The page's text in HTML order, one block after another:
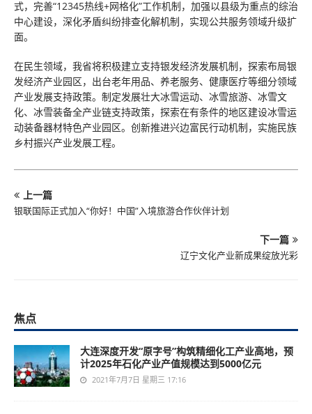
式，完善“12345热线+网格化”工作机制，加强以县级为重点的综治
中心建设，深化矛盾纠纷排查化解机制，实现公共服务领域升级扩
面。
在民生领域，我省将积极建立支持银发经济发展机制，探索布局银
发经济产业园区，出台老年用品、养老服务、健康医疗等细分领域
产业发展支持政策。制定发展壮大冰雪运动、冰雪旅游、冰雪文
化、冰雪装备全产业链支持政策，探索在有条件的地区建设冰雪运
动装备器材特色产业园区。创新推进兴边富民行动机制，实施民族
乡村振兴产业发展工程。
上一篇
银联国际正式加入“你好！中国”入境旅游合作伙伴计划
下一篇
辽宁文化产业新成果绽放光彩
焦点
大连深度开发“原字号”构筑精细化工产业高地，预
计2025年石化产业产值规模达到5000亿元
2021年7月7日 星期三 17:16